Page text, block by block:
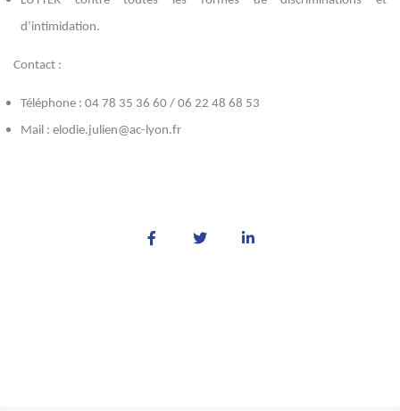
d’intimidation.
Contact :
Téléphone : 04 78 35 36 60 / 06 22 48 68 53
Mail : elodie.julien@ac-lyon.fr